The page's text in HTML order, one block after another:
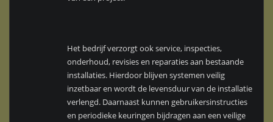
Het bedrijf verzorgt ook service, inspecties,
onderhoud, revisies en reparaties aan bestaande
installaties. Hierdoor blijven systemen veilig
inzetbaar en wordt de levensduur van de installatie
verlengd. Daarnaast kunnen gebruikersinstructies
en periodieke keuringen bijdragen aan een veilige